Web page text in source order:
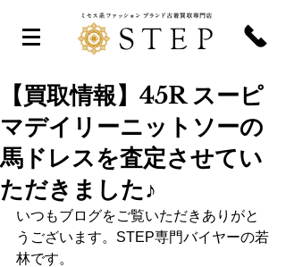
【買取情報】45R スーピ
マデイリーニットソーの
馬ドレスを査定させてい
ただきました♪
いつもブログをご覧いただきありがと
うございます。STEP専門バイヤーの若
林です。